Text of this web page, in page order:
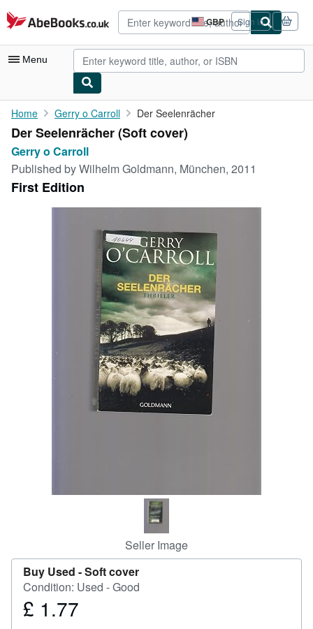
Skip to main content
AbeBooks.co.uk GBP
Site
shopping
preferences
Sign in
Menu
My Account
My Purchases
Advanced Search
Browse Collections
Rare Books
CLOSE
Home Gerry o Carroll Der Seelenrächer
Der Seelenrächer (Soft cover)
Gerry o Carroll
Published byWilhelm Goldmann, München, 2011
First Edition
Seller Image
Buy Used -Soft cover
Condition: Used - Good
Price
£ 1.77